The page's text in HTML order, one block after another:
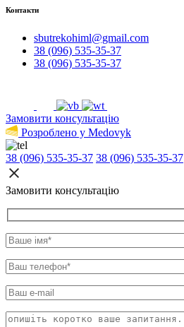
Контакти
sbutrekohiml@gmail.com
38 (096) 535-35-37
38 (096) 535-35-37
Замовити консультацію
Розроблено у Medovyk
38 (096) 535-35-37 38 (096) 535-35-37
Замовити консультацію